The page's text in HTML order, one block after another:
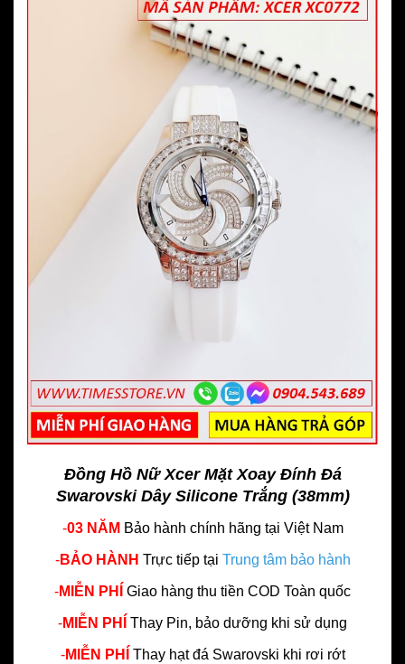
Đồng Hồ Nữ Xcer Mặt Xoay Đính Đá
Swarovski Dây Silicone Trắng (38mm)
-03 NĂM Bảo hành chính hãng tại Việt Nam
-BẢO HÀNH Trực tiếp tại Trung tâm bảo hành
-MIỄN PHÍ Giao hàng thu tiền COD Toàn quốc
-MIỄN PHÍ Thay Pin, bảo dưỡng khi sử dụng
-MIỄN PHÍ Thay hạt đá Swarovski khi rơi rớt